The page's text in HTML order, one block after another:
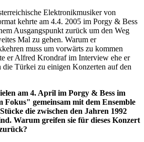
Elektronikmusiker von
kehrte am 4.4. 2005 im Porgy & Bess
Ausgangspunkt zurück um den Weg
Mal zu gehen. Warum er
muss um vorwärts zu kommen
er Alfred Krondraf im Interview ehe er
die Türkei zu einigen Konzerten auf den
am 4. April im Porgy & Bess im
gemeinsam mit dem Ensemble
die zwischen den Jahren 1992
Warum greifen sie für dieses Konzert